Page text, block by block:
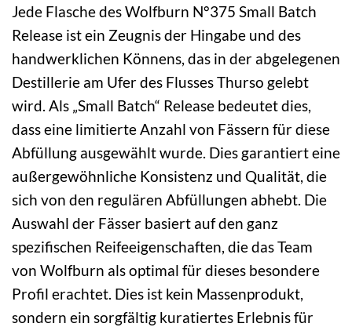
Jede Flasche des Wolfburn N°375 Small Batch
Release ist ein Zeugnis der Hingabe und des
handwerklichen Könnens, das in der abgelegenen
Destillerie am Ufer des Flusses Thurso gelebt
wird. Als „Small Batch“ Release bedeutet dies,
dass eine limitierte Anzahl von Fässern für diese
Abfüllung ausgewählt wurde. Dies garantiert eine
außergewöhnliche Konsistenz und Qualität, die
sich von den regulären Abfüllungen abhebt. Die
Auswahl der Fässer basiert auf den ganz
spezifischen Reifeeigenschaften, die das Team
von Wolfburn als optimal für dieses besondere
Profil erachtet. Dies ist kein Massenprodukt,
sondern ein sorgfältig kuratiertes Erlebnis für